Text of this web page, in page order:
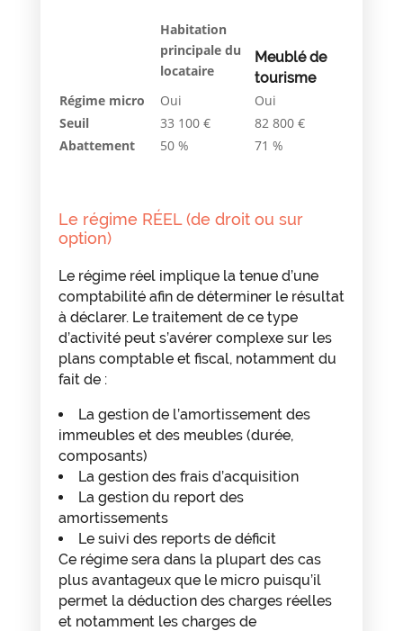
Habitation
principale du
locataire
Meublé de
tourisme
Régime micro
Oui
Oui
Seuil
33 100 €
82 800 €
Abattement
50 % 71 %
Le régime RÉEL (de droit ou sur
option)
Le régime réel implique la tenue d’une
comptabilité afin de déterminer le résultat
à déclarer. Le traitement de ce type
d’activité peut s’avérer complexe sur les
plans comptable et fiscal, notamment du
fait de :
La gestion de l’amortissement des
immeubles et des meubles (durée,
composants)
La gestion des frais d’acquisition
La gestion du report des
amortissements
Le suivi des reports de déficit
Ce régime sera dans la plupart des cas
plus avantageux que le micro puisqu’il
permet la déduction des charges réelles
et notamment les charges de